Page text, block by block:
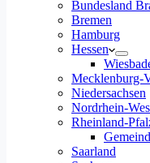
Bundesland
Bremen
Hamburg
Hessen
Mecklenburg-
Niedersachsen
Nordrhein-
Rheinland-
Saarland